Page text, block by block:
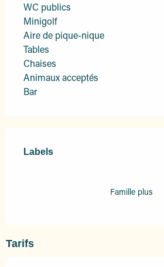
WC publics
Minigolf
Aire de pique-nique
Tables
Chaises
Animaux acceptés
Bar
Labels
Labels
Famille plus
Tarifs